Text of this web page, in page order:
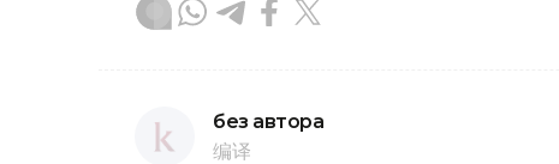
без автора
编译